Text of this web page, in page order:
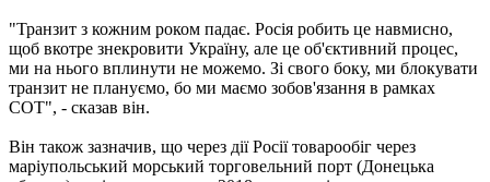
"Транзит з кожним роком падає. Росія робить це навмисно,
щоб вкотре знекровити Україну, але це об'єктивний процес,
ми на нього вплинути не можемо. Зі свого боку, ми блокувати
транзит не плануємо, бо ми маємо зобов'язання в рамках
СОТ", - сказав він.
Він також зазначив, що через дії Росії товарообіг через
маріупольський морський торговельний порт (Донецька